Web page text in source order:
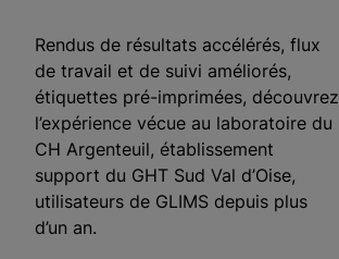
Rendus de résultats accélérés, flux
de travail et de suivi améliorés,
étiquettes pré-imprimées, découvrez
l’expérience vécue au laboratoire du
CH Argenteuil, établissement
support du GHT Sud Val d’Oise,
utilisateurs de GLIMS depuis plus
d’un an.